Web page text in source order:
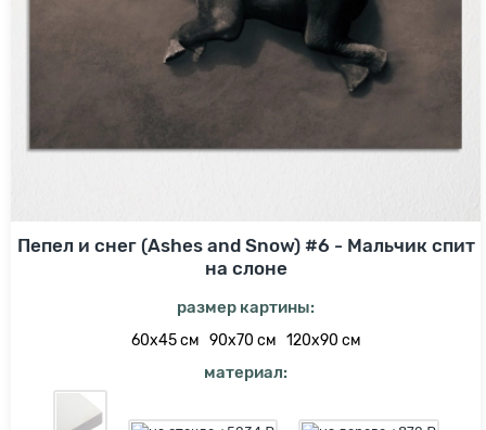
Пепел и снег (Ashes and Snow) #6 - Мальчик спит
на слоне
размер картины:
60х45 см 90х70 см 120х90 см
материал: